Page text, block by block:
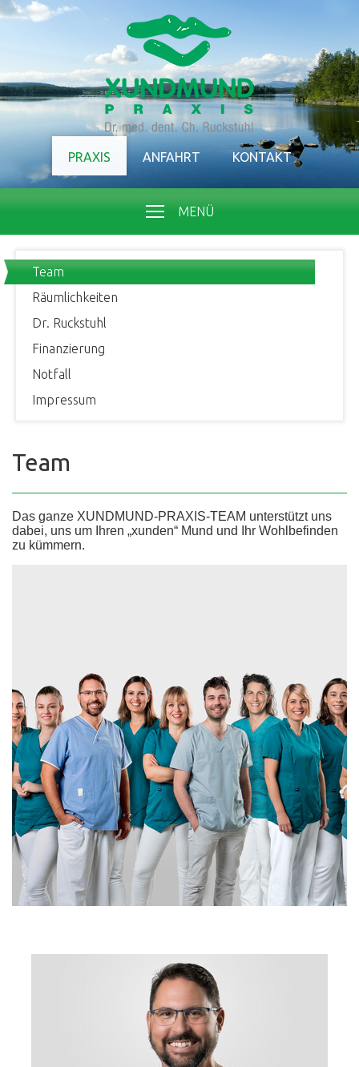
PRAXIS ANFAHRT KONTAKT
MENÜ
Team
Räumlichkeiten
Dr. Ruckstuhl
Finanzierung
Notfall
Impressum
Team
Das ganze XUNDMUND-PRAXIS-TEAM unterstützt uns
dabei, uns um Ihren „xunden“ Mund und Ihr Wohlbefinden
zu kümmern.